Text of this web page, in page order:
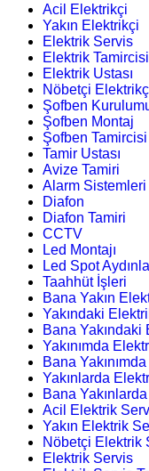
Acil Elektrikçi
Yakın Elektrikçi
Elektrik Servis
Elektrik Tamircisi
Elektrik Ustası
Nöbetçi
Şofben
Şofben Montaj
Şofben Tamircisi
Tamir Ustası
Avize Tamiri
Alarm Sistemleri
Diafon
Diafon Tamiri
CCTV
Led Montajı
Led Spot
Taahhüt İşleri
Bana Yakın
Yakındaki
Bana Yakındaki
Yakınımda
Bana
Yakınlarda
Bana
Acil Elektrik
Yakın Elektrik
Nöbetçi Elektrik
Elektrik Servis